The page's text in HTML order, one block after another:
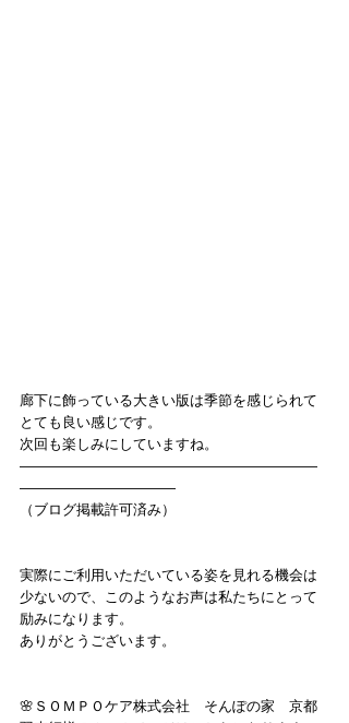
廊下に飾っている大きい版は季節を感じられて
とても良い感じです。
次回も楽しみにしていますね。
―――――――――――――――――――――
―――――――――――
（ブログ掲載許可済み）
実際にご利用いただいている姿を見れる機会は
少ないので、このようなお声は私たちにとって
励みになります。
ありがとうございます。
🌸 ＳＯＭＰＯケア株式会社　そんぽの家　京都